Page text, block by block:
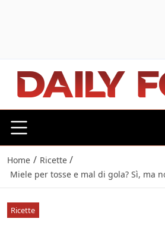
Home / Ricette /
Miele per tosse e mal di gola? Sì, ma
Ricette